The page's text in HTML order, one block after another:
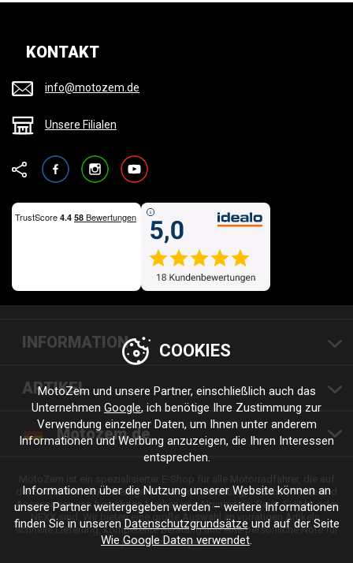
KONTAKT
info@motozem.de
Unsere Filialen
FacebookInstagramYouTube
INFORMATION
ARTIKEL
Motozem.de
der Suche nach hochwertiger Motorradbekleidung, Zubehör, Teilen und
Accessoires von bewährten Marken wie Alpinestars, Revit, SHIMA oder
NEXX sind. Wir bieten eine große Auswahl an vorrätigen Artikeln,
schnelle Lieferung, kompetente Beratung und eine persönliche Note für
jede Fahrt und jeden Stil.
COOKIES
MotoZem und unsere Partner, einschließlich auch das
Unternehmen Google, ich benötige Ihre Zustimmung zur
Verwendung einzelner Daten, um Ihnen unter anderem
Informationen und Werbung anzuzeigen, die Ihren Interessen
entsprechen.
Informationen über die Nutzung unserer Website können an
unsere Partner weitergegeben werden – weitere Informationen
finden Sie in unseren Datenschutzgrundsätze und auf der Seite
Wie Google Daten verwendet.